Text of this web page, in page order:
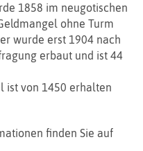
1858 im neugotischen
ohne Turm
wurde erst 1904 nach
erbaut und ist 44
ist von 1450 erhalten
finden Sie auf